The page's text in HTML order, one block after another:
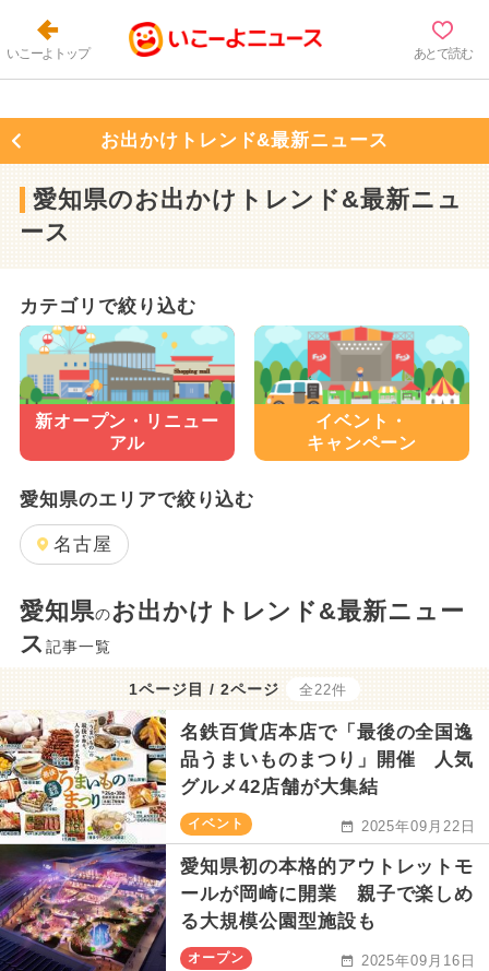
いこーよトップ あとで読む
お出かけトレンド&最新ニュース
愛知県のお出かけトレンド&最新ニュ
ース
カテゴリで絞り込む
新オープン・ リニュー
アル
イベント・
キャンペーン
愛知県のエリアで絞り込む
名古屋
愛知県のお出かけトレンド&最新ニュー
ス 記事一覧
1ページ目 / 2ページ 全22件
名鉄百貨店本店で「最後の全国逸
品うまいものまつり」開催 人気
グルメ42店舗が大集結
イベント 2025年09月22日
愛知県初の本格的アウトレットモ
ールが岡崎に開業 親子で楽しめ
る大規模公園型施設も
オープン 2025年09月16日